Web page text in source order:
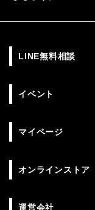
LINE無料相談
イベント
マイページ
オンラインストア
運営会社